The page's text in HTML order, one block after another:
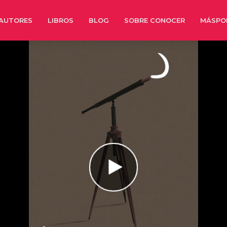
LIBROS BLOG SOBRE CONOCER